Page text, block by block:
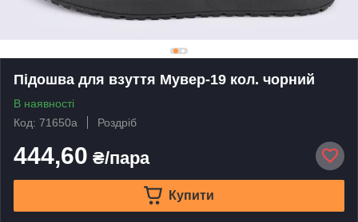
Підошва для взуття Мувер-19 кол. чорний
В наявності
Код: 71650а
Роздріб
444,60 ₴/пара
Купити